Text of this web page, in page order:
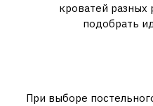
кроватей разных
подобрать
При выборе